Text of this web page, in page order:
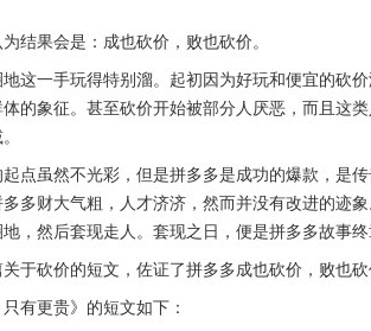
结果会是：成也砍价，败也砍价。
这一手玩得特别溜。起初因为好玩和便宜的砍
的象征。甚至砍价开始被部分人厌恶，而且这
点虽然不光彩，但是拼多多是成功的爆款，是
多财大气粗，人才济济，然而并没有改进的迹
，然后套现走人。套现之日，便是拼多多故事终
于砍价的短文，佐证了拼多多成也砍价，败也砍
有更贵》的短文如下：